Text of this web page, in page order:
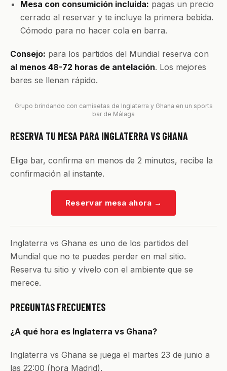
Mesa con consumición incluida: pagas un precio
cerrado al reservar y te incluye la primera bebida.
Cómodo para no hacer cola en barra.
Consejo: para los partidos del Mundial reserva con
al menos 48-72 horas de antelación. Los mejores
bares se llenan rápido.
Grupo brindando con camisetas de Inglaterra y Ghana en un sports
bar de Málaga
RESERVA TU MESA PARA INGLATERRA VS GHANA
Elige bar, confirma en menos de 2 minutos, recibe la
confirmación al instante.
Reservar mesa ahora →
Inglaterra vs Ghana es uno de los partidos del
Mundial que no te puedes perder en mal sitio.
Reserva tu sitio y vívelo con el ambiente que se
merece.
PREGUNTAS FRECUENTES
¿A qué hora es Inglaterra vs Ghana?
Inglaterra vs Ghana se juega el martes 23 de junio a
las 22:00 (hora Madrid).